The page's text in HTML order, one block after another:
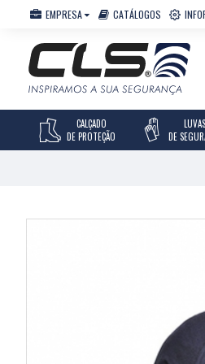
EMPRESA CATÁLOGOS
CALÇADO
DE PROTEÇÃO
LUVAS
DE